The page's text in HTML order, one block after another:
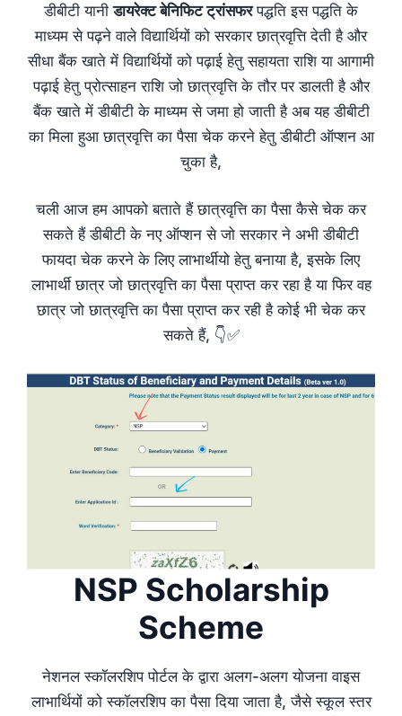
डीबीटी यानीडायरेक्ट बेनिफिट ट्रांसफरपद्धति इस पद्धति के
माध्यम से पढ़ने वाले विद्यार्थियों को सरकार छात्रवृत्ति देती है और
सीधा बैंक खाते में विद्यार्थियों को पढ़ाई हेतु सहायता राशि या आगामी
पढ़ाई हेतु प्रोत्साहन राशि जो छात्रवृत्ति के तौर पर डालती है और
बैंक खाते में डीबीटी के माध्यम से जमा हो जाती है अब यह डीबीटी
का मिला हुआ छात्रवृत्ति का पैसा चेक करने हेतु डीबीटी ऑप्शन आ
चुका है,
चली आज हम आपको बताते हैं छात्रवृत्ति का पैसा कैसे चेक कर
सकते हैं डीबीटी के नए ऑप्शन से जो सरकार ने अभी डीबीटी
फायदा चेक करने के लिए लाभार्थीयो हेतु बनाया है, इसके लिए
लाभार्थी छात्र जो छात्रवृत्ति का पैसा प्राप्त कर रहा है या फिर वह
छात्र जो छात्रवृत्ति का पैसा प्राप्त कर रही है कोई भी चेक कर
सकते हैं, 👇✅
NSP Scholarship
Scheme
नेशनल स्कॉलरशिप पोर्टल के द्वारा अलग-अलग योजना वाइस
लाभार्थियों को स्कॉलरशिप का पैसा दिया जाता है, जैसे स्कूल स्तर